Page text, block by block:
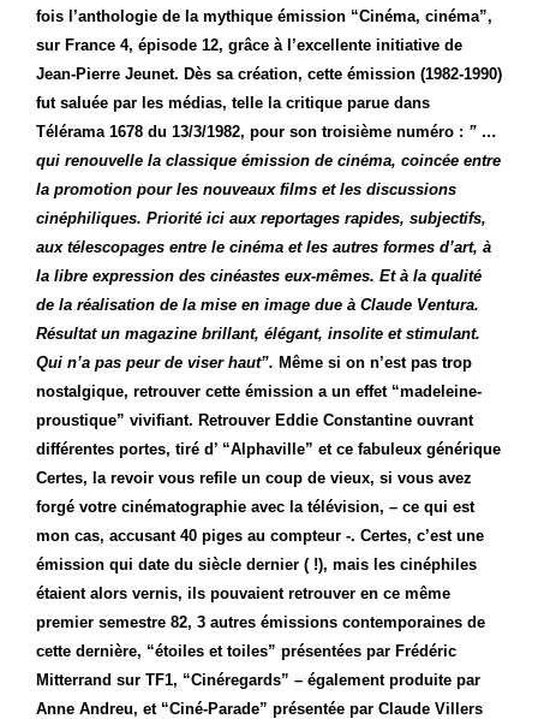
fois l’anthologie de la mythique émission “Cinéma, cinéma”,
sur France 4, épisode 12, grâce à l’excellente initiative de
Jean-Pierre Jeunet. Dès sa création, cette émission (1982-1990)
fut saluée par les médias, telle la critique parue dans
Télérama 1678 du 13/3/1982, pour son troisième numéro : ” …
qui renouvelle la classique émission de cinéma, coincée entre
la promotion pour les nouveaux films et les discussions
cinéphiliques. Priorité ici aux reportages rapides, subjectifs,
aux télescopages entre le cinéma et les autres formes d’art, à
la libre expression des cinéastes eux-mêmes. Et à la qualité
de la réalisation de la mise en image due à Claude Ventura.
Résultat un magazine brillant, élégant, insolite et stimulant.
Qui n’a pas peur de viser haut”. Même si on n’est pas trop
nostalgique, retrouver cette émission a un effet “madeleine-
proustique” vivifiant. Retrouver Eddie Constantine ouvrant
différentes portes, tiré d’ “Alphaville” et ce fabuleux générique
Certes, la revoir vous refile un coup de vieux, si vous avez
forgé votre cinématographie avec la télévision, – ce qui est
mon cas, accusant 40 piges au compteur -. Certes, c’est une
émission qui date du siècle dernier ( !), mais les cinéphiles
étaient alors vernis, ils pouvaient retrouver en ce même
premier semestre 82, 3 autres émissions contemporaines de
cette dernière, “étoiles et toiles” présentées par Frédéric
Mitterrand sur TF1, “Cinéregards” – également produite par
Anne Andreu, et “Ciné-Parade” présentée par Claude Villers